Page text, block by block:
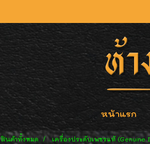
หน้าแรก
สินค้าทั้งหมด เครื่องประดับเพชรแท้ (Genuine